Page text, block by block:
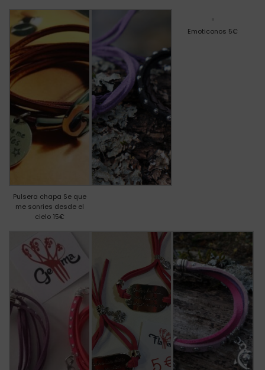
Pulsera chapa Se que
me sonries desde el
cielo 15€
Emoticonos 5€